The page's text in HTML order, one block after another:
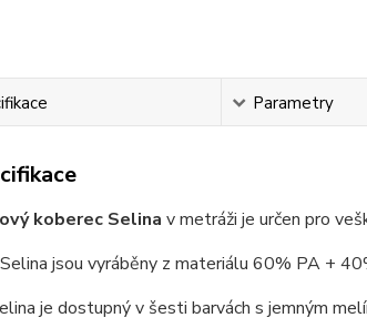
Parametry
koberec Selina v metráži je určen pro
jsou vyráběny z materiálu 60% PA +
je dostupný v šesti barvách s jemným